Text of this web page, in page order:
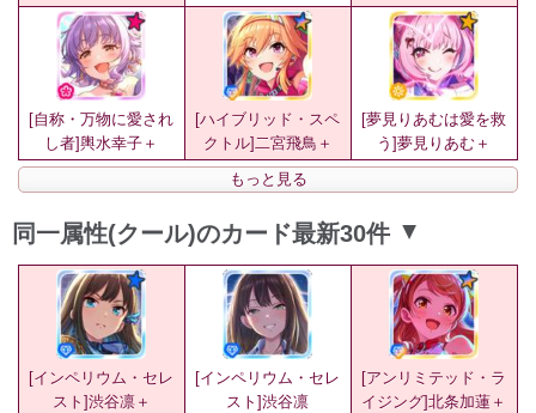
[自称・万物に愛され
し者]輿水幸子＋
[ハイブリッド・スペ
クトル]二宮飛鳥＋
[夢見りあむは愛を救
う]夢見りあむ＋
もっと見る
同一属性(クール)のカード最新30件 ▲
[インペリウム・セレ
スト]渋谷凛＋
[インペリウム・セレ
スト]渋谷凛
[アンリミテッド・ラ
イジング]北条加蓮＋